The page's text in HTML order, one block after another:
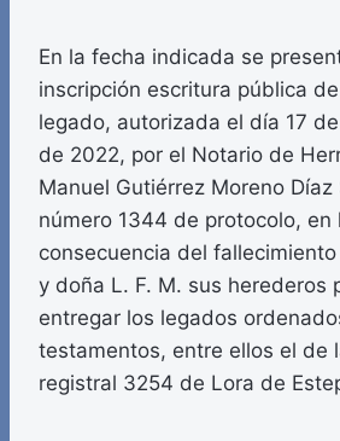
En la fecha indicada se
inscripción escritura pública
legado, autorizada el día 17
de 2022, por el Notario de
Manuel Gutiérrez Moreno Díaz
número 1344 de protocolo, en
consecuencia del
y doña L. F. M. sus herederos
entregar los legados
testamentos, entre ellos el de
registral 3254 de Lora de